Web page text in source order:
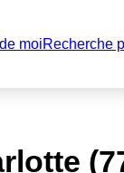
moiRecherche